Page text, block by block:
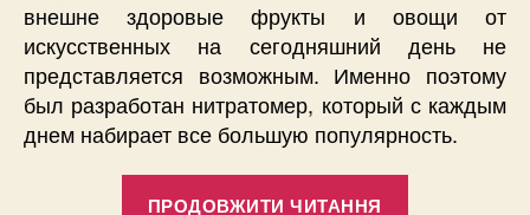
внешне здоровые фрукты и овощи от
искусственных на сегодняшний день не
представляется возможным. Именно поэтому
был разработан нитратомер, который с каждым
днем набирает все большую популярность.
ПРОДОВЖИТИ ЧИТАННЯ